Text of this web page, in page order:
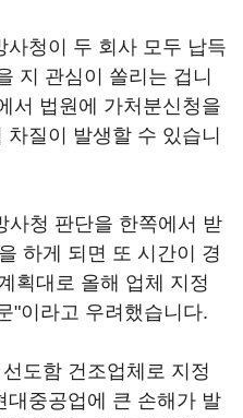
청이 두 회사 모두 납득
지 관심이 쏠리는 겁니
서 법원에 가처분신청을
질이 발생할 수 있습니
사청 판단을 한쪽에서 받
하게 되면 또 시간이 경
획대로 올해 업체 지정
"이라고 우려했습니다.
도함 건조업체로 지정
대중공업에 큰 손해가 발